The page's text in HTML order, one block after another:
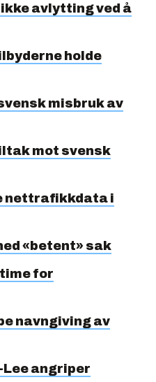
ikke avlytting ved å
holde
misbruk av
mot svensk
nettrafikkdata i
«betent» sak
for
navngiving av
angriper